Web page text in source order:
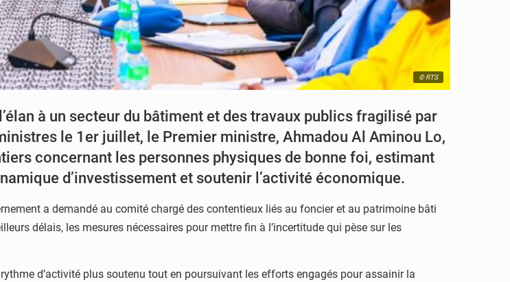
© RTS
à un secteur du bâtiment et des travaux publics fragilisé par
le 1er juillet, le Premier ministre, Ahmadou Al Aminou Lo,
concernant les personnes physiques de bonne foi, estimant
d’investissement et soutenir l’activité économique.
a demandé au comité chargé des contentieux liés au foncier et au patrimoine bâti
délais, les mesures nécessaires pour mettre fin à l’incertitude qui pèse sur les
d’activité plus soutenu tout en poursuivant les efforts engagés pour assainir la